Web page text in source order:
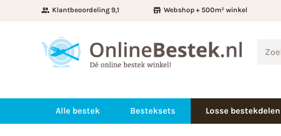
Klantbeoordeling 9,1 Webshop + 500m² winkel
Alle bestek Besteksets Losse bestekdelen